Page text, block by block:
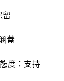
留
蓋
態度：支持